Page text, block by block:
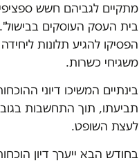
מתקיים לגביהם חשש
בית העסק העוסקים
הפסיקו להגיע תלונות
משגיחי כשרות.
בינתיים המשיכו דיוני
תביעתו, תוך התחשבות
לעצת השופט.
בחודש הבא ייערך דיון